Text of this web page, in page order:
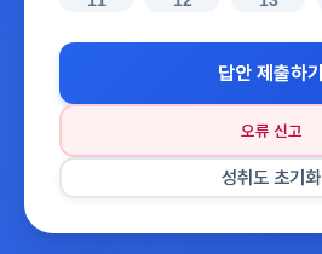
답안 제출하기
오류 신고
성취도 초기화